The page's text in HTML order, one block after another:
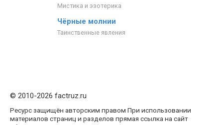
Мистика и эзотерика
Чёрные молнии
Таинственные явления
© 2010-2026 factruz.ru
Ресурс защищён авторским правом При использовании
материалов страниц и разделов прямая ссылка на сайт